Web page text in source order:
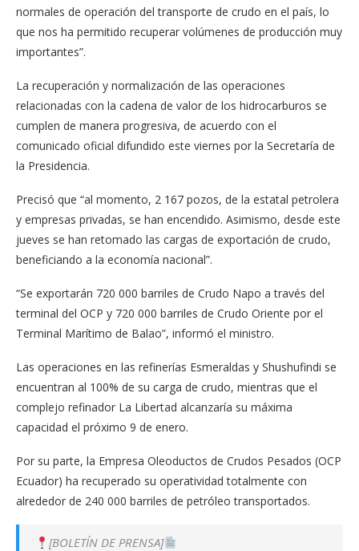
normales de operación del transporte de crudo en el país, lo
que nos ha permitido recuperar volúmenes de producción muy
importantes”.
La recuperación y normalización de las operaciones
relacionadas con la cadena de valor de los hidrocarburos se
cumplen de manera progresiva, de acuerdo con el
comunicado oficial difundido este viernes por la Secretaría de
la Presidencia.
Precisó que “al momento, 2 167 pozos, de la estatal petrolera
y empresas privadas, se han encendido. Asimismo, desde este
jueves se han retomado las cargas de exportación de crudo,
beneficiando a la economía nacional”.
“Se exportarán 720 000 barriles de Crudo Napo a través del
terminal del OCP y 720 000 barriles de Crudo Oriente por el
Terminal Marítimo de Balao”, informó el ministro.
Las operaciones en las refinerías Esmeraldas y Shushufindi se
encuentran al 100% de su carga de crudo, mientras que el
complejo refinador La Libertad alcanzaría su máxima
capacidad el próximo 9 de enero.
Por su parte, la Empresa Oleoductos de Crudos Pesados (OCP
Ecuador) ha recuperado su operatividad totalmente con
alrededor de 240 000 barriles de petróleo transportados.
[BOLETÍN DE PRENSA]